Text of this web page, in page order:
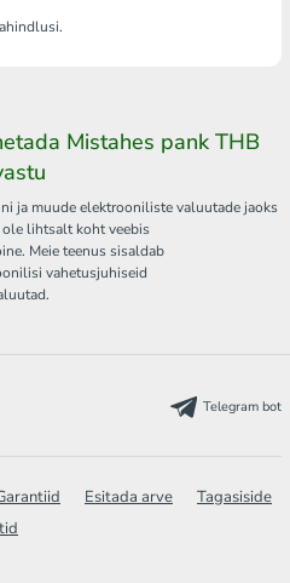
Mistahes pank THB
ja muude elektrooniliste valuutade jaoks
ole lihtsalt koht veebis
Meie teenus sisaldab
vahetusjuhiseid
Telegram bot
Esitada arve
Tagasiside